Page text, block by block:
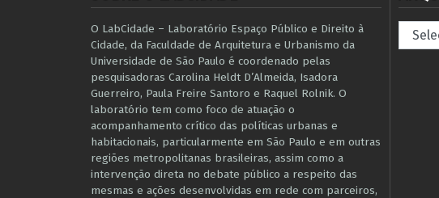
O LabCidade – Laboratório Espaço Público e Direito à
Cidade, da Faculdade de Arquitetura e Urbanismo da
Universidade de São Paulo é coordenado pelas
pesquisadoras Carolina Heldt D’Almeida, Isadora
Guerreiro, Paula Freire Santoro e Raquel Rolnik. O
laboratório tem como foco de atuação o
acompanhamento crítico das políticas urbanas e
habitacionais, particularmente em São Paulo e ​em outras
regiões metropolitanas brasileiras, assim como a
intervenção direta no debate público a respeito das
mesmas e ações desenvolvidas em r​e​de com parceiros,
Arquivos